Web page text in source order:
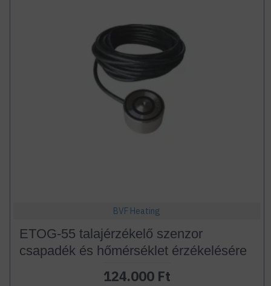
BVF Heating
ETOG-55 talajérzékelő szenzor
csapadék és hőmérséklet érzékelésére
124.000 Ft